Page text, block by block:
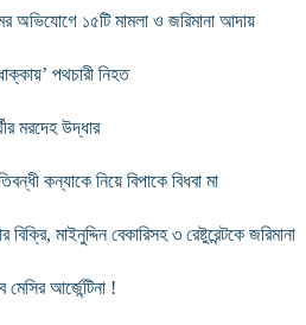
অভিযোগে ১৫টি মামলা ও জরিমানা আদায়
পথচারী নিহত
মরদেহ উদ্ধার
কন্যাকে নিয়ে বিপাকে বিধবা মা
মাইনুদ্দিন বেকারিসহ ৩ রেষ্টুরেন্টকে জরিমানা
মেসির আর্জেন্টিনা !